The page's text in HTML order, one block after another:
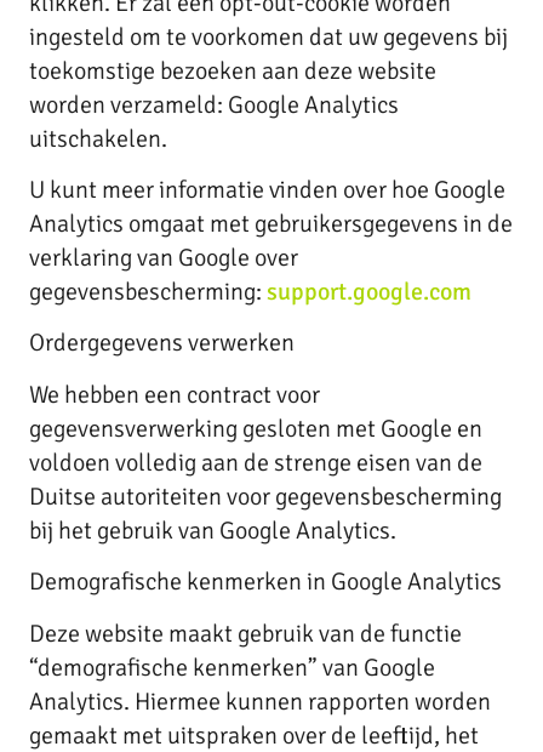
ingesteld om te voorkomen dat uw gegevens bij
toekomstige bezoeken aan deze website
worden verzameld: Google Analytics
uitschakelen.
U kunt meer informatie vinden over hoe Google
Analytics omgaat met gebruikersgegevens in de
verklaring van Google over
gegevensbescherming: support.google.com
Ordergegevens verwerken
We hebben een contract voor
gegevensverwerking gesloten met Google en
voldoen volledig aan de strenge eisen van de
Duitse autoriteiten voor gegevensbescherming
bij het gebruik van Google Analytics.
Demografische kenmerken in Google Analytics
Deze website maakt gebruik van de functie
“demografische kenmerken” van Google
Analytics. Hiermee kunnen rapporten worden
gemaakt met uitspraken over de leeftijd, het